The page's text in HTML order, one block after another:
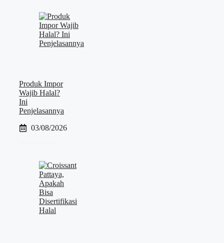
Produk Impor
Wajib Halal?
Ini
Penjelasannya
03/08/2026